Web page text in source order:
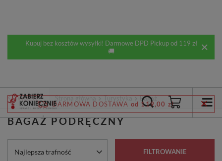
Kupuj bez kosztów wysyłki! Darmowe DPD Pickup od 119 zł
🚚
DARMOWA DOSTAWA od 119,00 zł
Wstecz Strona główna Turystyka Bagaż
BAGAŻ PODRĘCZNY
Zmień sortowanie
Najlepsza trafność FILTROWANIE